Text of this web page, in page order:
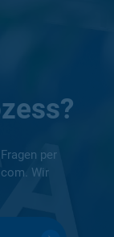
per
Wir